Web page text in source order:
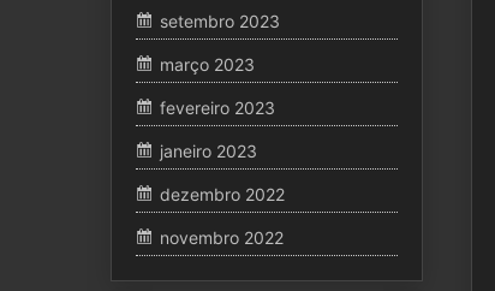
setembro 2023
março 2023
fevereiro 2023
janeiro 2023
dezembro 2022
novembro 2022